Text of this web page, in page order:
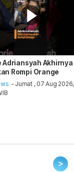
Adriansyah Akhirnya
Rompi Orange
- Jumat , 07 Aug 2026,
>